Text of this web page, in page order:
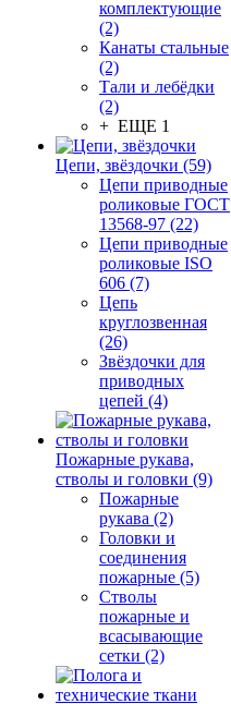
комплектующие
(2)
Канаты стальные
(2)
Тали и лебёдки
(2)
+ ЕЩЕ 1
Цепи, звёздочки (59)
Цепи приводные
роликовые ГОСТ
13568-97 (22)
Цепи приводные
роликовые ISO
606 (7)
Цепь
круглозвенная
(26)
Звёздочки для
приводных
цепей (4)
Пожарные рукава,
стволы и головки (9)
Пожарные
рукава (2)
Головки и
соединения
пожарные (5)
Стволы
пожарные и
всасывающие
сетки (2)